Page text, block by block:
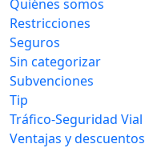
Quiénes somos
Restricciones
Seguros
Sin categorizar
Subvenciones
Tip
Tráfico-Seguridad Vial
Ventajas y descuentos